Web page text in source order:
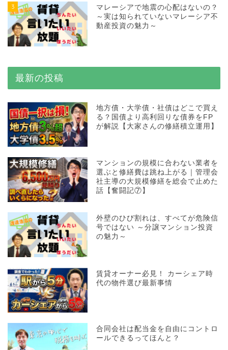
3
マレーシアで地震の心配はないの？
～実は知られていないマレーシア不
動産投資の魅力～
最新の投稿
地方債・大学債・社債はどこで買え
る？国債より高利回りな債券をFP
が解説【大家さんの修繕積立運用】
マンションの規模に合わない業者を
選ぶと修繕費は跳ね上がる｜管理会
社主導の大規模修繕を総会で止めた
話【奮闘記⑦】
外壁のひび割れは、すべてが危険信
号ではない ～分譲マンション投資
の魅力～
賃貸オーナー必見！ カーシェア時
代の物件選び最新事情
合同会社は配当金を自由にコントロ
ールできるってほんと？